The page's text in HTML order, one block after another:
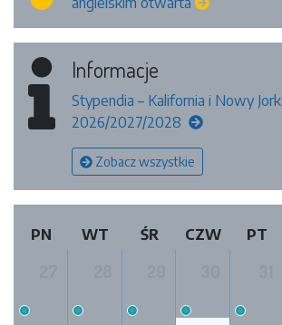
Informacje
Stypendia – Kalifornia i Nowy Jork
2026/2027/2028
Zobacz wszystkie
PN WT ŚR CZW PT